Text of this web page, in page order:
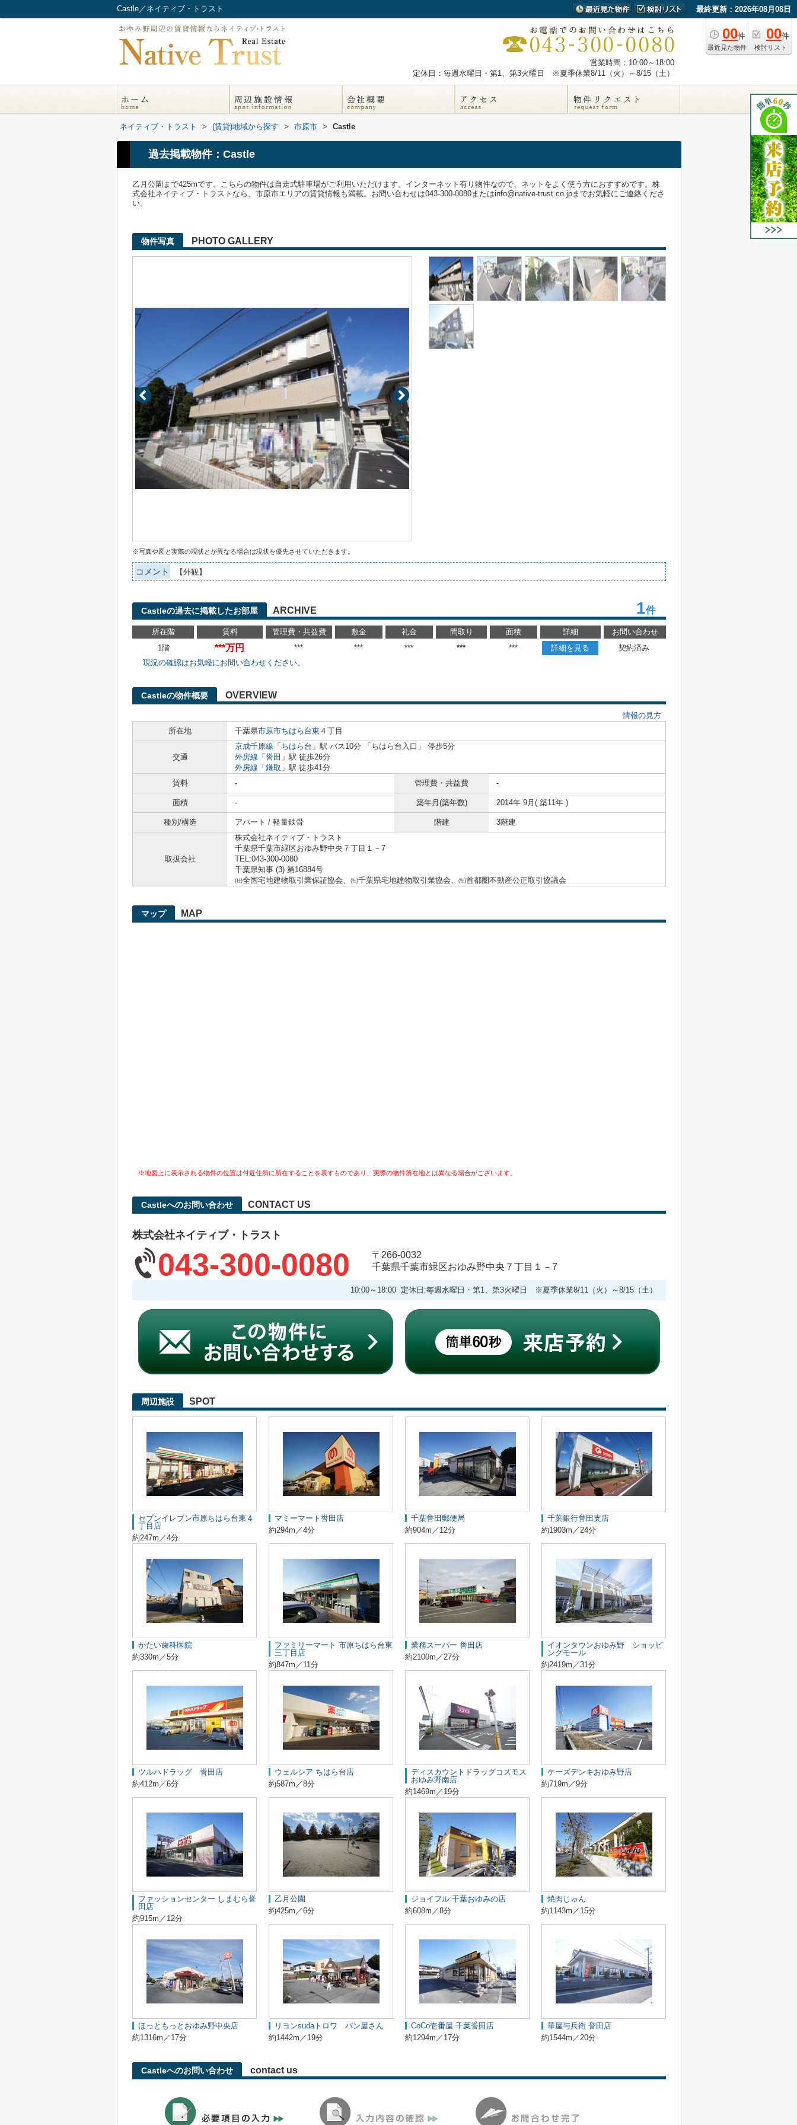
Castle／ネイティブ・トラスト 最終更新：2026年08月08日
00件
最近見た物件
00件
検討リスト
営業時間：10:00～18:00
定休日：毎週水曜日・第1、第3火曜日 ※夏季休業8/11（火）～8/15（土）
ネイティブ・トラスト > (賃貸)地域から探す > 市原市 > Castle
過去掲載物件：Castle
乙月公園まで425mです。こちらの物件は自走式駐車場がご利用いただけます。インターネット有り物件なので、ネットをよく使う方におすすめです。株
式会社ネイティブ・トラストなら、市原市エリアの賃貸情報も満載。お問い合わせは043-300-0080またはinfo@native-trust.co.jpまでお気軽にご連絡くださ
い。
物件写真 PHOTO GALLERY
※写真や図と実際の現状とが異なる場合は現状を優先させていただきます。
コメント 【外観】
Castleの過去に掲載したお部屋 ARCHIVE 1件
所在階 賃料 管理費・共益費 敷金 礼金 間取り 面積 詳細
お問い合わせ
1階
***万円 *** *** *** *** *** 詳細を見る
契約済み
現況の確認はお気軽にお問い合わせください。
Castleの物件概要 OVERVIEW
情報の見方
所在地
千葉県市原市ちはら台東 ４丁目
交通
京成千原線 「 ちはら台 」駅 バス10分 「ちはら台入口」 停歩5分
外房線 「 誉田 」駅 徒歩26分
外房線 「 鎌取 」駅 徒歩41分
賃料
- 管理費・共益費 -
面積 - 築年月(築年数) 2014年 9月( 築11年 )
種別/構造 アパート / 軽量鉄骨 階建 3階建
取扱会社
株式会社ネイティブ・トラスト
千葉県千葉市緑区おゆみ野中央７丁目１－7
TEL:043-300-0080
千葉県知事 (3) 第16884号
㈳全国宅地建物取引業保証協会、㈳千葉県宅地建物取引業協会、㈳首都圏不動産公正取引協議会
マップ MAP
※地図上に表示される物件の位置は付近住所に所在することを表すものであり、実際の物件所在地とは異なる場合がございます。
Castleへのお問い合わせ CONTACT US
株式会社ネイティブ・トラスト
043-300-0080
〒266-0032
千葉県千葉市緑区おゆみ野中央７丁目１－7
10:00～18:00 定休日:毎週水曜日・第1、第3火曜日 ※夏季休業8/11（火）～8/15（土）
周辺施設 SPOT
セブンイレブン市原ちはら台東４
丁目店
約247m／4分
マミーマート誉田店
約294m／4分
千葉誉田郵便局
約904m／12分
千葉銀行誉田支店
約1903m／24分
かたい歯科医院
約330m／5分
ファミリーマート 市原ちはら台東
三丁目店
約847m／11分
業務スーパー 誉田店
約2100m／27分
イオンタウンおゆみ野 ショッピ
ングモール
約2419m／31分
ツルハドラッグ 誉田店
約412m／6分
ウェルシア ちはら台店
約587m／8分
ディスカウントドラッグコスモス
おゆみ野南店
約1469m／19分
ケーズデンキおゆみ野店
約719m／9分
ファッションセンター しまむら誉
田店
約915m／12分
乙月公園
約425m／6分
ジョイフル 千葉おゆみの店
約608m／8分
焼肉じゅん
約1143m／15分
ほっともっとおゆみ野中央店
約1316m／17分
リヨンsudaトロワ パン屋さん
約1442m／19分
CoCo壱番屋 千葉誉田店
約1294m／17分
華屋与兵衛 誉田店
約1544m／20分
Castleへのお問い合わせ contact us